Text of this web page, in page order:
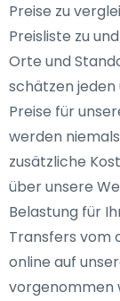
Preise zu
Preisliste zu
Orte und
schätzen jeden
Preise für
werden
zusätzliche
über unsere
Belastung für
Transfers vom
online auf
vorgenommen